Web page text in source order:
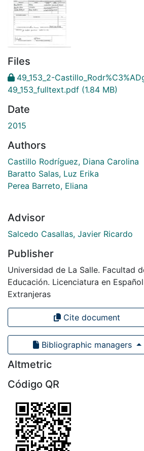
Files
49_153_2-
49_153_fulltext.pdf (1.84 MB)
Date
2015
Authors
Castillo Rodríguez, Diana Carolina
Baratto Salas, Luz Erika
Perea Barreto, Eliana
Advisor
Salcedo Casallas, Javier Ricardo
Publisher
Universidad de La Salle. Facultad
Educación. Licenciatura en
Extranjeras
Cite document
Bibliographic managers
Altmetric
Código QR